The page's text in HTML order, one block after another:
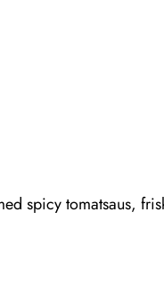
spicy tomatsaus,